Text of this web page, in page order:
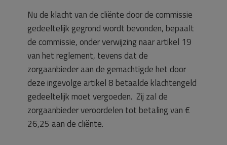
Nu de klacht van de cliënte door de commissie
gedeeltelijk gegrond wordt bevonden, bepaalt
de commissie, onder verwijzing naar artikel 19
van het reglement, tevens dat de
zorgaanbieder aan de gemachtigde het door
deze ingevolge artikel 8 betaalde klachtengeld
gedeeltelijk moet vergoeden. Zij zal de
zorgaanbieder veroordelen tot betaling van €
26,25 aan de cliënte.